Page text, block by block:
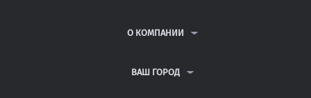
РЕФЕРАТЫ
ВОПРОСЫ И ОТВЕТЫ
ПОЛИТИКА КОНФИДЕНЦИАЛЬНОСТИ
О КОМПАНИИ
КОНТАКТЫ
ВАШ ГОРОД